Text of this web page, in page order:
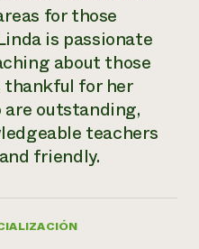
for those
is passionate
about those
thankful for her
outstanding,
teachers
friendly.